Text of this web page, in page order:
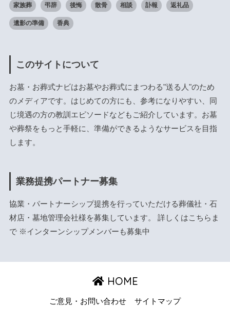
家族葬 弔辞 後悔 散骨 相談 訃報 返礼品
遺影の準備 香典
このサイトについて
お墓・お葬式ナビはお墓やお葬式にまつわる"送る人"のため
のメディアです。はじめての方にも、参考になりやすい、同
じ境遇の方の教訓エピソードなどもご紹介しています。お墓
や葬祭をもっと手軽に、準備ができるようなサービスを目指
します。
業務提携パートナー募集
協業・パートナーシップ提携を行っていただける葬儀社・石
材店・墓地管理会社様を募集しています。 詳しくはこちら ま
で ※インターンシップメンバーも募集中
HOME
ご意見・お問い合わせ サイトマップ